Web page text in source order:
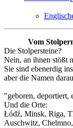
Vom
Die Stolpersteine?
Nein, an ihnen stößt
Sie sind ebenerdig
aber die Namen
"geboren, deportiert,
Und die Orte:
Łódź, Minsk, Riga,
Auschwitz,